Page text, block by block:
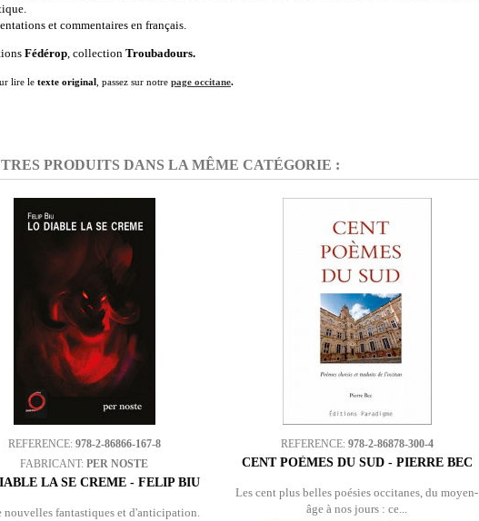
et commentaires en français.
Fédérop, collection Troubadours.
lire le texte original , passez sur notre page occitane.
PRODUITS DANS LA MÊME CATÉGORIE :
REFERENCE: 978-2-86866-167-8
FABRICANT:PER NOSTE
LA SE CREME - FELIP BIU
nouvelles fantastiques et d'anticipation.
REFERENCE: 978-2-86878-300-4
CENT POÈMES DU SUD - PIERRE BEC
Les cent plus belles poésies occitanes, du moyen-
âge à nos jours : ce...